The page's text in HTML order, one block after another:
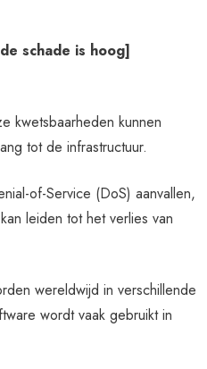
schade is hoog]
kwetsbaarheden kunnen
tot de infrastructuur.
of-Service (DoS) aanvallen,
leiden tot het verlies van
wereldwijd in verschillende
wordt vaak gebruikt in